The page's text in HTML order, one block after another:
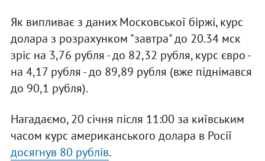
Як випливає з даних Московської біржі, курс
долара з розрахунком "завтра" до 20.34 мск
зріс на 3,76 рубля - до 82,32 рубля, курс євро -
на 4,17 рубля - до 89,89 рубля (вже піднімався
до 90,1 рубля).
Нагадаємо, 20 січня після 11:00 за київським
часом курс американського долара в Росії
досягнув 80 рублів.